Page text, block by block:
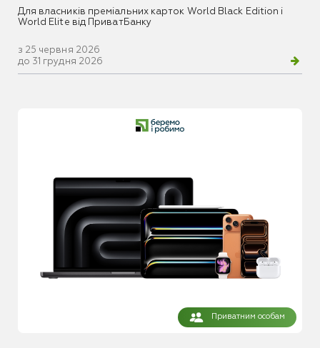
Для власників преміальних карток World Black Edition і
World Elite від ПриватБанку
з 25 червня 2026
до 31 грудня 2026
Приватним особам